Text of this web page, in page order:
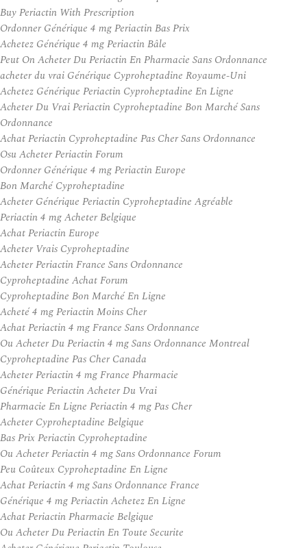
Buy Periactin With Prescription
Ordonner Générique 4 mg Periactin Bas Prix
Achetez Générique 4 mg Periactin Bâle
Peut On Acheter Du Periactin En Pharmacie Sans Ordonnance
acheter du vrai Générique Cyproheptadine Royaume-Uni
Achetez Générique Periactin Cyproheptadine En Ligne
Acheter Du Vrai Periactin Cyproheptadine Bon Marché Sans
Ordonnance
Achat Periactin Cyproheptadine Pas Cher Sans Ordonnance
Osu Acheter Periactin Forum
Ordonner Générique 4 mg Periactin Europe
Bon Marché Cyproheptadine
Acheter Générique Periactin Cyproheptadine Agréable
Periactin 4 mg Acheter Belgique
Achat Periactin Europe
Acheter Vrais Cyproheptadine
Acheter Periactin France Sans Ordonnance
Cyproheptadine Achat Forum
Cyproheptadine Bon Marché En Ligne
Acheté 4 mg Periactin Moins Cher
Achat Periactin 4 mg France Sans Ordonnance
Ou Acheter Du Periactin 4 mg Sans Ordonnance Montreal
Cyproheptadine Pas Cher Canada
Acheter Periactin 4 mg France Pharmacie
Générique Periactin Acheter Du Vrai
Pharmacie En Ligne Periactin 4 mg Pas Cher
Acheter Cyproheptadine Belgique
Bas Prix Periactin Cyproheptadine
Ou Acheter Periactin 4 mg Sans Ordonnance Forum
Peu Coûteux Cyproheptadine En Ligne
Achat Periactin 4 mg Sans Ordonnance France
Générique 4 mg Periactin Achetez En Ligne
Achat Periactin Pharmacie Belgique
Ou Acheter Du Periactin En Toute Securite